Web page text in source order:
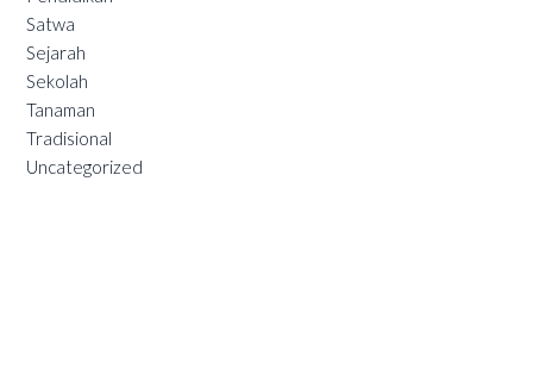
Satwa
Sejarah
Sekolah
Tanaman
Tradisional
Uncategorized